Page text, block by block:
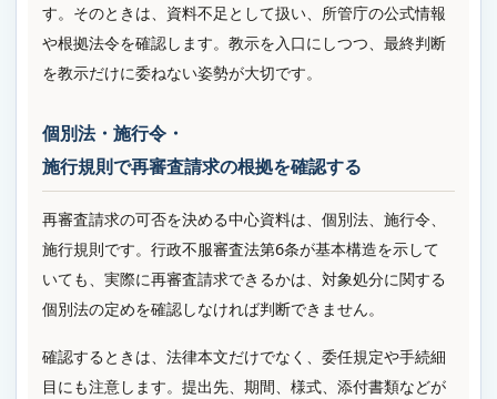
す。そのときは、資料不足として扱い、所管庁の公式情報
や根拠法令を確認します。教示を入口にしつつ、最終判断
を教示だけに委ねない姿勢が大切です。
個別法・施行令・
施行規則で再審査請求の根拠を確認する
再審査請求の可否を決める中心資料は、個別法、施行令、
施行規則です。行政不服審査法第6条が基本構造を示して
いても、実際に再審査請求できるかは、対象処分に関する
個別法の定めを確認しなければ判断できません。
確認するときは、法律本文だけでなく、委任規定や手続細
目にも注意します。提出先、期間、様式、添付書類などが